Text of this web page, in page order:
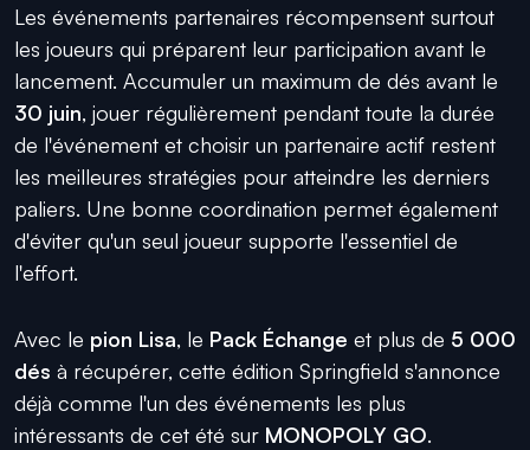
Les événements partenaires récompensent surtout
les joueurs qui préparent leur participation avant le
lancement. Accumuler un maximum de dés avant le
30 juin, jouer régulièrement pendant toute la durée
de l'événement et choisir un partenaire actif restent
les meilleures stratégies pour atteindre les derniers
paliers. Une bonne coordination permet également
d'éviter qu'un seul joueur supporte l'essentiel de
l'effort.
Avec le pion Lisa, le Pack Échange et plus de 5 000
dés à récupérer, cette édition Springfield s'annonce
déjà comme l'un des événements les plus
intéressants de cet été sur MONOPOLY GO.